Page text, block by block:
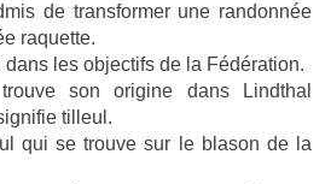
de transformer une randonnée
raquette.
les objectifs de la Fédération.
son origine dans Lindthal
tilleul.
qui se trouve sur le blason de la